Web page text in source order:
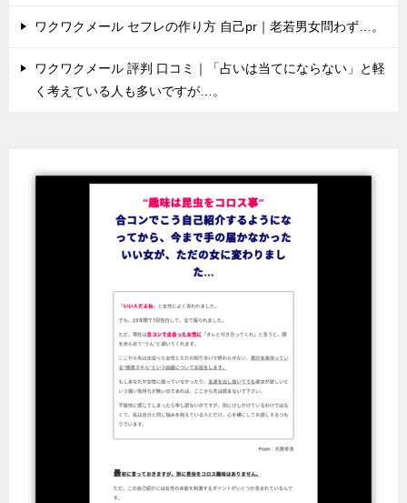
ワクワクメール セフレの作り方 自己pr｜老若男女問わず…。
ワクワクメール 評判 口コミ｜「占いは当てにならない」と軽
く考えている人も多いですが…。